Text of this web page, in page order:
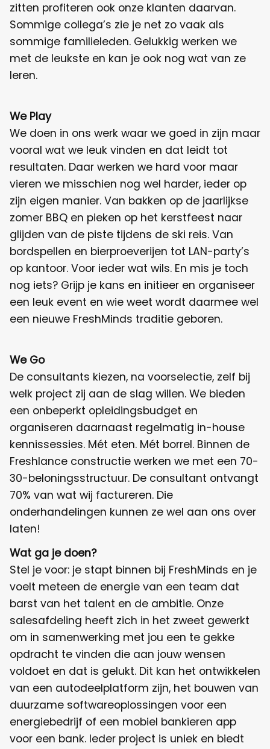
zitten profiteren ook onze klanten daarvan.
Sommige collega’s zie je net zo vaak als
sommige familieleden. Gelukkig werken we
met de leukste en kan je ook nog wat van ze
leren.
We Play
We doen in ons werk waar we goed in zijn maar
vooral wat we leuk vinden en dat leidt tot
resultaten. Daar werken we hard voor maar
vieren we misschien nog wel harder, ieder op
zijn eigen manier. Van bakken op de jaarlijkse
zomer BBQ en pieken op het kerstfeest naar
glijden van de piste tijdens de ski reis. Van
bordspellen en bierproeverijen tot LAN-party’s
op kantoor. Voor ieder wat wils. En mis je toch
nog iets? Grijp je kans en initieer en organiseer
een leuk event en wie weet wordt daarmee wel
een nieuwe FreshMinds traditie geboren.
We Go
De consultants kiezen, na voorselectie, zelf bij
welk project zij aan de slag willen. We bieden
een onbeperkt opleidingsbudget en
organiseren daarnaast regelmatig in-house
kennissessies. Mét eten. Mét borrel. Binnen de
Freshlance constructie werken we met een 70-
30-beloningsstructuur. De consultant ontvangt
70% van wat wij factureren. Die
onderhandelingen kunnen ze wel aan ons over
laten!
Wat ga je doen?
Stel je voor: je stapt binnen bij FreshMinds en je
voelt meteen de energie van een team dat
barst van het talent en de ambitie. Onze
salesafdeling heeft zich in het zweet gewerkt
om in samenwerking met jou een te gekke
opdracht te vinden die aan jouw wensen
voldoet en dat is gelukt. Dit kan het ontwikkelen
van een autodeelplatform zijn, het bouwen van
duurzame softwareoplossingen voor een
energiebedrijf of een mobiel bankieren app
voor een bank. Ieder project is uniek en biedt